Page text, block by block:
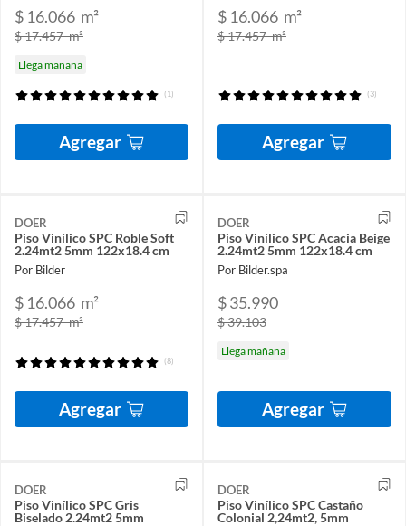
$ 16.066 m²
$ 17.457m²
Llega mañana
(1)
Agregar
$ 16.066 m²
$ 17.457m²
(3)
Agregar
DOER
Piso Vinílico SPC Roble Soft
2.24mt2 5mm 122x18.4 cm
Por Bilder
$ 16.066 m²
$ 17.457m²
(8)
Agregar
DOER
Piso Vinílico SPC Acacia Beige
2.24mt2 5mm 122x18.4 cm
Por Bilder.spa
$ 35.990
$ 39.103
Llega mañana
Agregar
DOER
Piso Vinílico SPC Gris
Biselado 2.24mt2 5mm
DOER
Piso Vinílico SPC Castaño
Colonial 2,24mt2, 5mm